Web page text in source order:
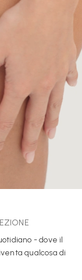
- dove il
qualcosa di